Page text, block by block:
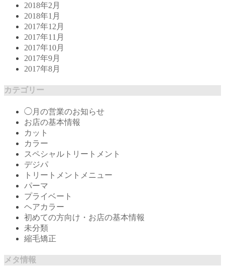
2018年2月
2018年1月
2017年12月
2017年11月
2017年10月
2017年9月
2017年8月
カテゴリー
◯月の営業のお知らせ
お店の基本情報
カット
カラー
スペシャルトリートメント
デジパ
トリートメントメニュー
パーマ
プライベート
ヘアカラー
初めての方向け・お店の基本情報
未分類
縮毛矯正
メタ情報